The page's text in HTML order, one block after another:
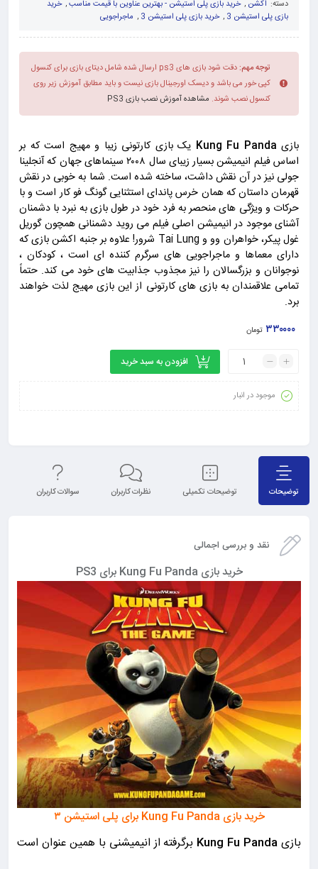
دسته: اکشن , خرید بازی پلی استیشن - بهترین عناوین با قیمت مناسب, خرید
بازی پلی استیشن 3
, خرید بازی پلی استیشن 3 , ماجراجویی
توجه مهم:
دقت شود بازی های ps3 ارسال شده شامل دیتای بازی برای کنسول
کپی خور می باشد و دیسک اورجینال بازی نیست و باید مطابق آموزش زیر روی
کنسول نصب شوند. مشاهده آموزش نصب بازی PS3
بازی Kung Fu Panda یک بازی کارتونی زیبا و مهیج است که بر
اساس فیلم انیمیشن بسیار زیبای سال ۲۰۰۸ سینماهای جهان که آنجلینا
جولی نیز در آن نقش داشت، ساخته شده است. شما به خوبی در نقش
قهرمان داستان که همان خرس پاندای استثنایی گونگ فو کار است و با
حرکات و ویژگی های منحصر به فرد خود در طول بازی به نبرد با دشمنان
آشنای موجود در انیمیشن اصلی فیلم می روید دشمنانی همچون گوریل
غول پیکر، خواهران وو و Tai Lung شرور! علاوه بر جنبه اکشن بازی که
دارای معماها و ماجراجویی های سرگرم کننده ای است ، کودکان ،
نوجوانان و بزرگسالان را نیز مجذوب جذابیت های خود می کند. حتماً
تمامی علاقمندان به بازی های کارتونی از این بازی مهیج لذت خواهند
برد.
۳۳۰۰۰۰ تومان
افزودن به سبد خرید
موجود در انبار
توضیحات توضیحات تکمیلی نظرات کاربران سوالات کاربران
نقد و بررسی اجمالی
خرید بازی Kung Fu Panda برای PS3
خرید بازی Kung Fu Panda برای پلی استیشن ۳
بازی Kung Fu Panda برگرفته از انیمیشنی با همین عنوان است